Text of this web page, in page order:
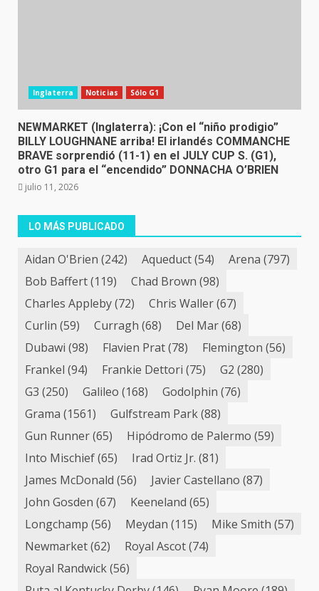
Inglaterra Noticias Sólo G1
NEWMARKET (Inglaterra): ¡Con el “niño prodigio”
BILLY LOUGHNANE arriba! El irlandés COMMANCHE
BRAVE sorprendió (11-1) en el JULY CUP S. (G1),
otro G1 para el “encendido” DONNACHA O’BRIEN
julio 11, 2026
LO MÁS PUBLICADO
Aidan O'Brien (242) Aqueduct(54) Arena (797)
Bob Baffert(119) Chad Brown (98)
Charles Appleby(72) Chris Waller(67)
Curlin (59) Curragh (68) Del Mar(68)
Dubawi (98) Flavien Prat(78) Flemington (56)
Frankel (94) Frankie Dettori (75) G2 (280)
G3 (250) Galileo (168) Godolphin (76)
Grama (1561) Gulfstream Park(88)
Gun Runner(65) Hipódromo de Palermo (59)
Into Mischief(65) Irad Ortiz Jr. (81)
James McDonald (56) Javier Castellano (87)
John Gosden (67) Keeneland (65)
Longchamp (56) Meydan (115) Mike Smith (57)
Newmarket(62) Royal Ascot(74)
Royal Randwick(56)